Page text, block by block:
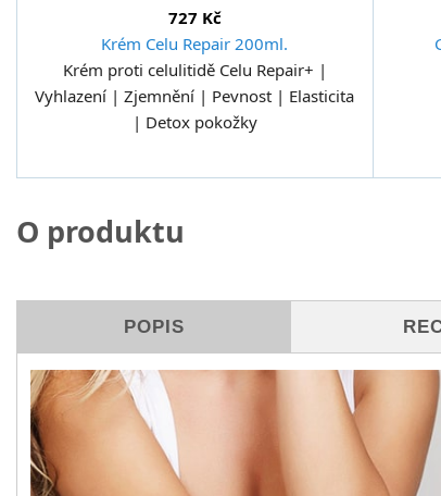
727 Kč
Krém Celu Repair 200ml.
Krém proti celulitidě Celu Repair+ |
Vyhlazení | Zjemnění | Pevnost | Elasticita
| Detox pokožky
O produktu
POPIS